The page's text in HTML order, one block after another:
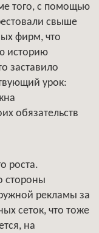
того, с помощью
свыше
фирм, что
историю
заставило
урок:
обязательств
роста.
стороны
рекламы за
сеток, что тоже
на